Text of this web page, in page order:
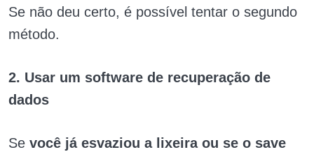
Se não deu certo, é possível tentar o segundo
método.
2. Usar um software de recuperação de
dados
Se você já esvaziou a lixeira ou se o save